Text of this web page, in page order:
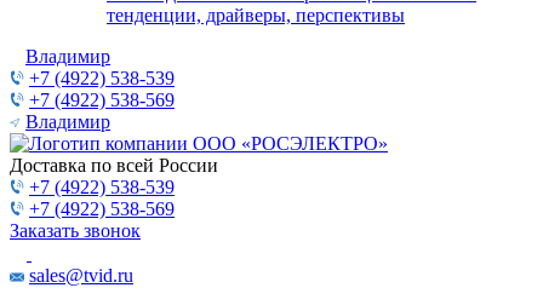
тенденции, драйверы, перспективы
Владимир
+7 (4922) 538-539
+7 (4922) 538-569
Владимир
Доставка по всей России
+7 (4922) 538-539
+7 (4922) 538-569
Заказать звонок
sales@tvid.ru